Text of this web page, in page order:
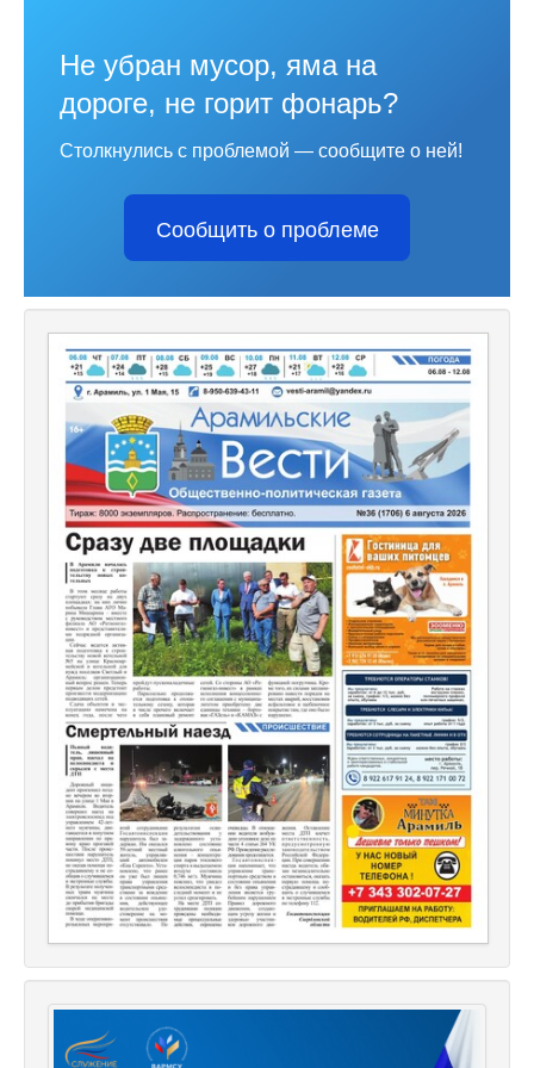
Не убран мусор, яма на
дороге, не горит фонарь?
Столкнулись с проблемой — сообщите о ней!
Сообщить о проблеме